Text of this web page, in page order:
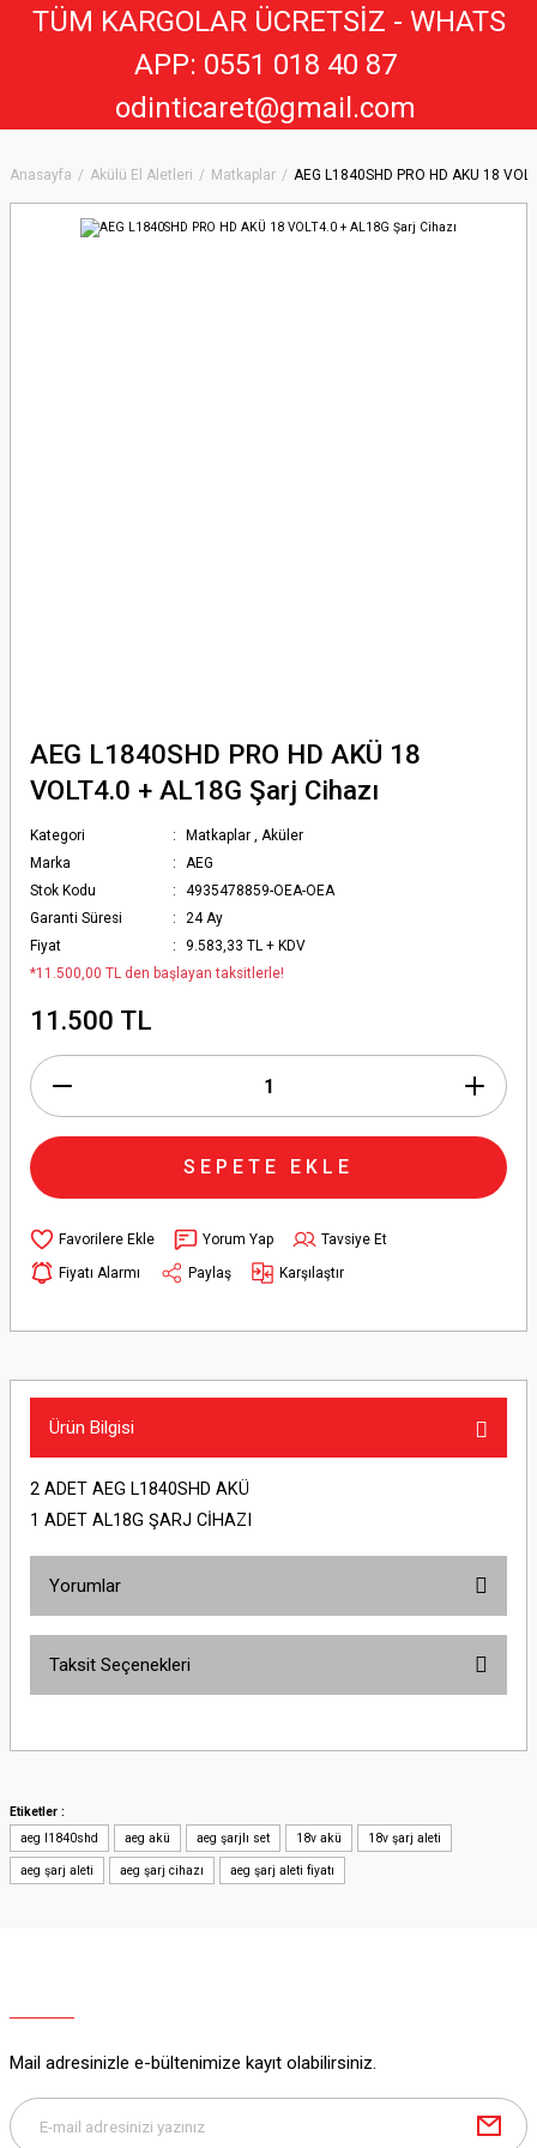
Anasayfa Akülü El Aletleri Matkaplar AEG L1840SHD PRO HD AKÜ 18
AEG L1840SHD PRO HD AKÜ 18
VOLT4.0 + AL18G Şarj Cihazı
Kategori Matkaplar ,Aküler
Marka
AEG
Stok Kodu
4935478859-OEA-OEA
Garanti Süresi
24 Ay
Fiyat
9.583,33 TL + KDV
*11.500,00 TL den başlayan taksitlerle!
11.500 TL
SEPETE EKLE
Yorum Yap
Tavsiye Et
Fiyatı Alarmı
Paylaş Karşılaştır
Ürün Bilgisi
2 ADET AEG L1840SHD AKÜ
1 ADET AL18G ŞARJ CİHAZI
Yorumlar
Yorum Yaz
Taksit Seçenekleri
Etiketler :
aeg l1840shd
aeg akü aeg şarjlı set 18v akü 18v şarj aleti
aeg şarj aleti aeg şarj cihazı aeg şarj aleti fiyatı
Mail adresinizle e-bültenimize kayıt olabilirsiniz.
TÜM KARGOLAR ÜCRETSİZ - WHATS
APP: 0551 018 40 87
odinticaret@gmail.com